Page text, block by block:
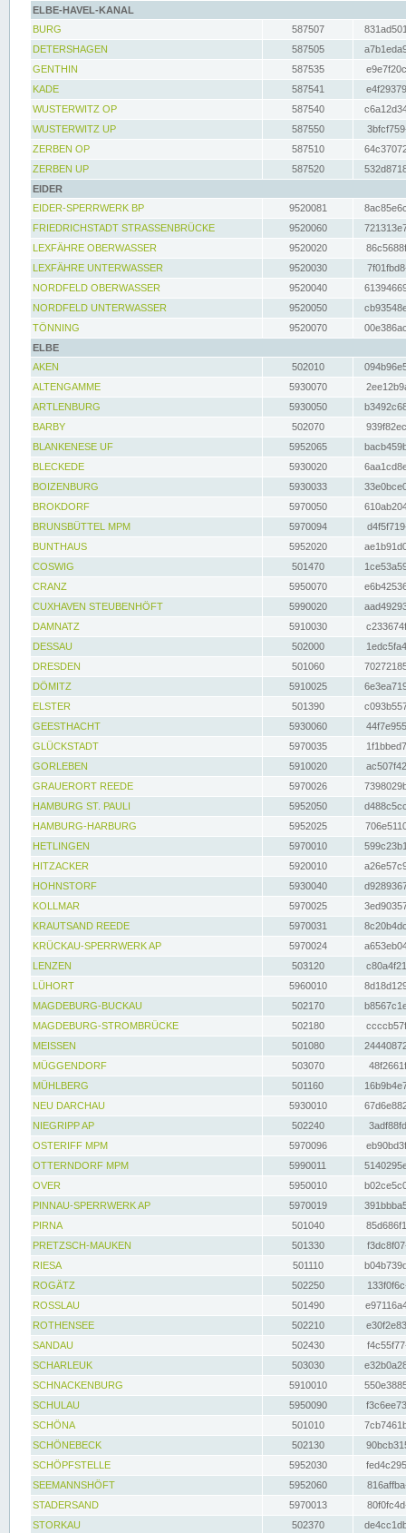
ELBE-HAVEL-KANAL
BURG
587507
DETERSHAGEN
587505
GENTHIN
587535
KADE
587541
WUSTERWITZ OP
587540
WUSTERWITZ UP
587550
ZERBEN OP
587510
ZERBEN UP
587520
EIDER
EIDER-SPERRWERK BP
9520081
FRIEDRICHSTADT STRASSENBRÜCKE
9520060
LEXFÄHRE OBERWASSER
9520020
LEXFÄHRE UNTERWASSER
9520030
NORDFELD OBERWASSER
9520040
NORDFELD UNTERWASSER
9520050
TÖNNING
9520070
ELBE
AKEN
502010
ALTENGAMME
5930070
ARTLENBURG
5930050
BARBY
502070
BLANKENESE UF
5952065
BLECKEDE
5930020
BOIZENBURG
5930033
BROKDORF
5970050
BRUNSBÜTTEL MPM
5970094
BUNTHAUS
5952020
COSWIG
501470
CRANZ
5950070
CUXHAVEN STEUBENHÖFT
5990020
DAMNATZ
5910030
DESSAU
502000
DRESDEN
501060
DÖMITZ
5910025
ELSTER
501390
GEESTHACHT
5930060
GLÜCKSTADT
5970035
GORLEBEN
5910020
GRAUERORT REEDE
5970026
HAMBURG ST. PAULI
5952050
HAMBURG-HARBURG
5952025
HETLINGEN
5970010
HITZACKER
5920010
HOHNSTORF
5930040
KOLLMAR
5970025
KRAUTSAND REEDE
5970031
KRÜCKAU-SPERRWERK AP
5970024
LENZEN
503120
LÜHORT
5960010
MAGDEBURG-BUCKAU
502170
MAGDEBURG-STROMBRÜCKE
502180
MEISSEN
501080
MÜGGENDORF
503070
MÜHLBERG
501160
NEU DARCHAU
5930010
NIEGRIPP AP
502240
OSTERIFF MPM
5970096
OTTERNDORF MPM
5990011
OVER
5950010
PINNAU-SPERRWERK AP
5970019
PIRNA
501040
PRETZSCH-MAUKEN
501330
RIESA
501110
ROGÄTZ
502250
ROSSLAU
501490
ROTHENSEE
502210
SANDAU
502430
SCHARLEUK
503030
SCHNACKENBURG
5910010
SCHULAU
5950090
SCHÖNA
501010
SCHÖNEBECK
502130
SCHÖPFSTELLE
5952030
SEEMANNSHÖFT
5952060
STADERSAND
5970013
STORKAU
502370